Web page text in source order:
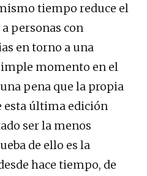
tiempo reduce el
personas con
en torno a una
momento en el
pena que la propia
esta última edición
ser la menos
de ello es la
hace tiempo, de